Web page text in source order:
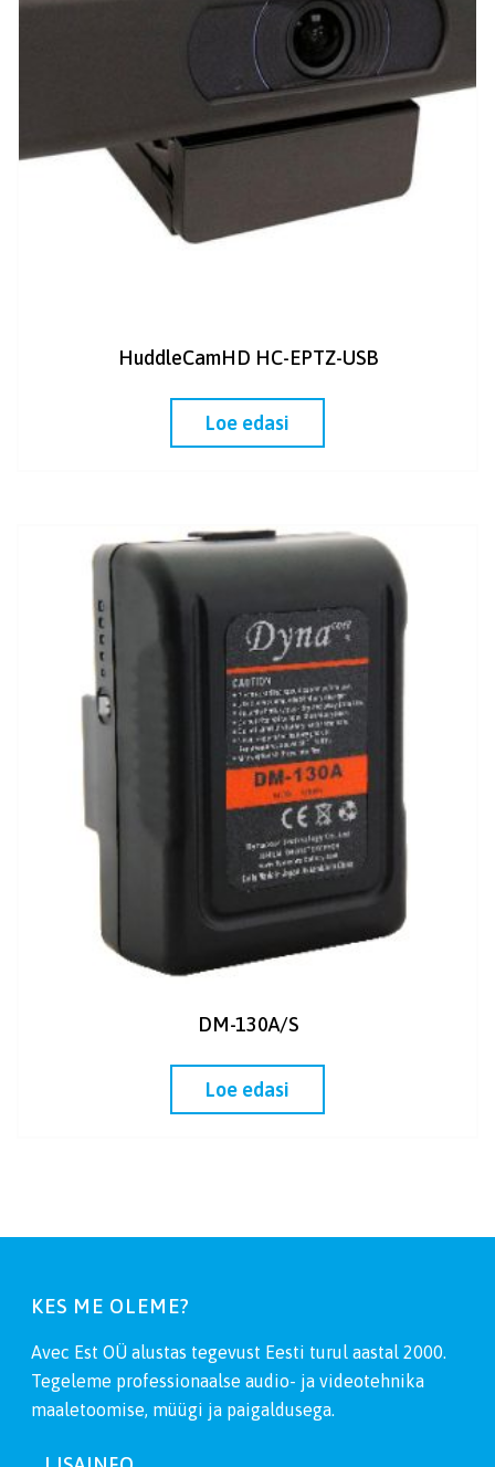
HuddleCamHD HC-EPTZ-USB
Loe edasi
DM-130A/S
Loe edasi
KES ME OLEME?
Avec Est OÜ alustas tegevust Eesti turul aastal 2000.
Tegeleme professionaalse audio- ja videotehnika
maaletoomise, müügi ja paigaldusega.